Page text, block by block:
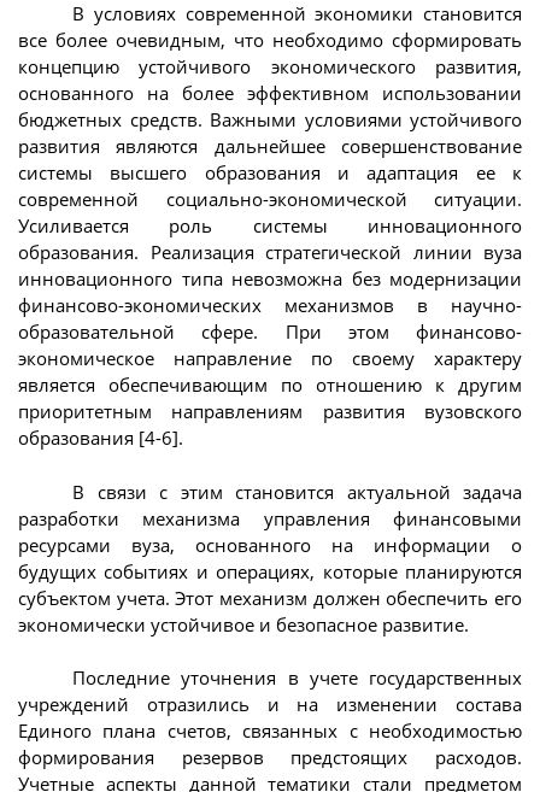
В условиях современной экономики становится
все более очевидным, что необходимо сформировать
концепцию устойчивого экономического развития,
основанного на более эффективном использовании
бюджетных средств. Важными условиями устойчивого
развития являются дальнейшее совершенствование
системы высшего образования и адаптация ее к
современной социально-экономической ситуации.
Усиливается роль системы инновационного
образования. Реализация стратегической линии вуза
инновационного типа невозможна без модернизации
финансово-экономических механизмов в научно-
образовательной сфере. При этом финансово-
экономическое направление по своему характеру
является обеспечивающим по отношению к другим
приоритетным направлениям развития вузовского
образования [4-6].
В связи с этим становится актуальной задача
разработки механизма управления финансовыми
ресурсами вуза, основанного на информации о
будущих событиях и операциях, которые планируются
субъектом учета. Этот механизм должен обеспечить его
экономически устойчивое и безопасное развитие.
Последние уточнения в учете государственных
учреждений отразились и на изменении состава
Единого плана счетов, связанных с необходимостью
формирования резервов предстоящих расходов.
Учетные аспекты данной тематики стали предметом